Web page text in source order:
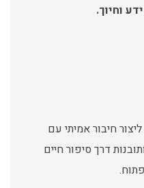
וחיוך.
חיבור אמיתי עם
דרך סיפור חיים